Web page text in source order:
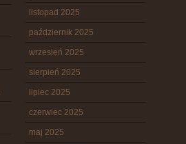
listopad 2025
październik 2025
wrzesień 2025
sierpień 2025
lipiec 2025
czerwiec 2025
maj 2025